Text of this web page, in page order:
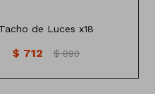
Tacho de Luces x18
$ 712 $ 890